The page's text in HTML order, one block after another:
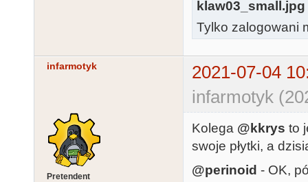
klaw03_small.jpg
Tylko zalogowani
infarmotyk
2021-07-04
infarmotyk
Pretendent
Kolega @kkrys to
swoje płytki, a
@perinoid - OK,